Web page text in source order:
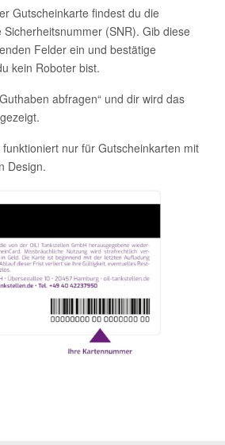
Gutscheinkarte findest du die
(SNR). Gib diese
Felder ein und bestätige
kein Roboter bist.
abfragen“ und dir wird das
nur für Gutscheinkarten mit
Design.